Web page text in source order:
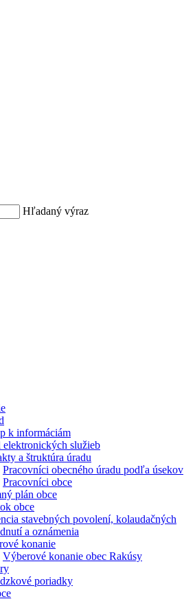
Hľadaný výraz
k informáciám
elektronických služieb
a štruktúra úradu
Pracovníci obecného úradu podľa úsekov
Pracovníci obce
plán obce
obce
stavebných povolení, kolaudačných
a oznámenia
konanie
Výberové konanie obec Rakúsy
poriadky